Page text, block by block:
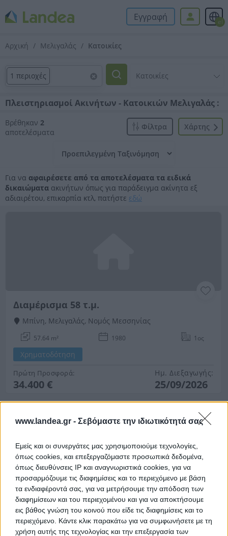
www.landea.gr - Σεβόμαστε την ιδιωτικότητά σας
Εμείς και οι συνεργάτες μας χρησιμοποιούμε τεχνολογίες,
όπως cookies, και επεξεργαζόμαστε προσωπικά δεδομένα,
όπως διευθύνσεις IP και αναγνωριστικά cookies, για να
προσαρμόζουμε τις διαφημίσεις και το περιεχόμενο με βάση
τα ενδιαφέροντά σας, για να μετρήσουμε την απόδοση των
διαφημίσεων και του περιεχομένου και για να αποκτήσουμε
εις βάθος γνώση του κοινού που είδε τις διαφημίσεις και το
περιεχόμενο. Κάντε κλικ παρακάτω για να συμφωνήσετε με τη
χρήση αυτής της τεχνολογίας και την επεξεργασία των
Εγγραφή el
Αρχική Μελιγαλάς Κατοικίες
1 περιοχές
Πλειστηριασμοί Ακινήτων - Κατοικιών Μελιγαλάς :
Βρέθηκαν 2
αποτελέσματα
Xάρτης
Φίλτρα
Για να αφαιρέσετε από τα αποτελέσματα τα ειδικά
δικαιώματα ακινήτων όπως για παράδειγμα ακίνητα εξ
αδιαιρέτου, επικαρπία κτλ, πατήστε εδώ
Διαμέρισμα 58 τ.μ.
Μπίνη, Μελιγαλάς, Νομός Μεσσηνίας
57.64 m² 1980 1ος
Χρηματοδότηση
Πρώτη Προσφορά:
34.400 €
Ημ. Διεξαγωγής:
25/09/2026
Ημιτελές κτήριο κατοικιών 200 τ.μ.
Μερόπη, Μελιγαλάς, Νομός Μεσσηνίας
199.5 m² 1ος